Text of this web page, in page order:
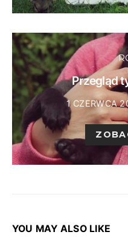
Przegląd
1 CZERWCA
YOU MAY ALSO LIKE